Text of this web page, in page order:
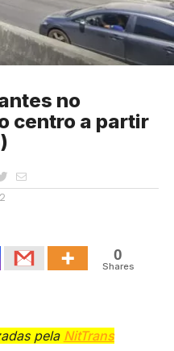
no
centro a partir
0
Shares
pela NitTrans